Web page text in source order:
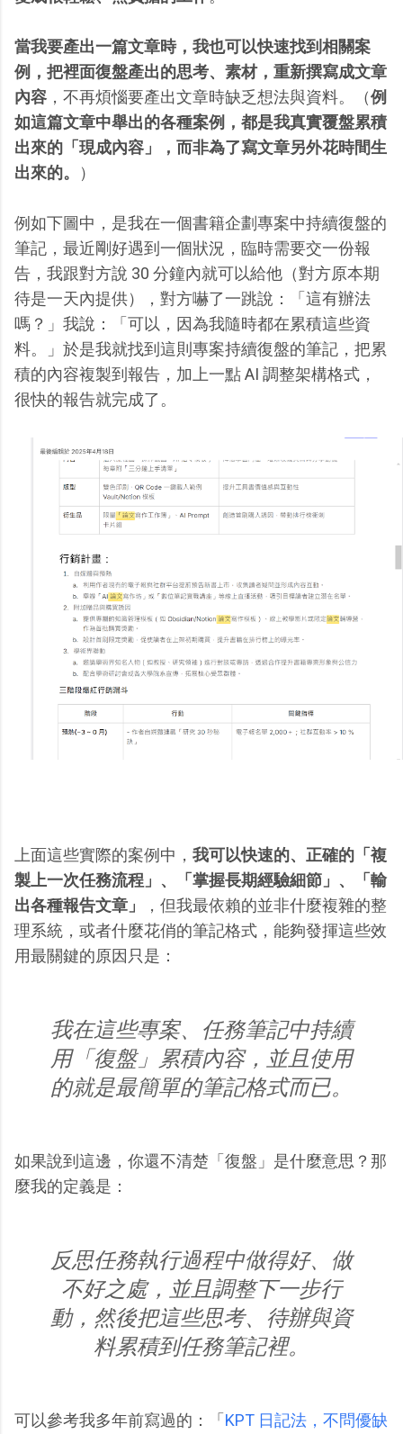
當我要產出一篇文章時，我也可以快速找到相關案
例，把裡面復盤產出的思考、素材，重新撰寫成文章
內容 ，不再煩惱要產出文章時缺乏想法與資料。（例
如這篇文章中舉出的各種案例，都是我真實覆盤累積
出來的「現成內容」，而非為了寫文章另外花時間生
出來的。
）
例如下圖中，是我在一個書籍企劃專案中持續復盤的
筆記，最近剛好遇到一個狀況，臨時需要交一份報
告，我跟對方說 30 分鐘內就可以給他（對方原本期
待是一天內提供），對方嚇了一跳說：「這有辦法
嗎？」我說：「可以，因為我隨時都在累積這些資
料。」於是我就找到這則專案持續復盤的筆記，把累
積的內容複製到報告，加上一點 AI 調整架構格式，
很快的報告就完成了。
上面這些實際的案例中， 我可以快速的、正確的「複
製上一次任務流程」、「掌握長期經驗細節」、「輸
出各種報告文章」
，但我最依賴的並非什麼複雜的整
理系統，或者什麼花俏的筆記格式，能夠發揮這些效
用最關鍵的原因只是：
我在這些專案、任務筆記中持續
用「復盤」累積內容，並且使用
的就是最簡單的筆記格式而已。
如果說到這邊，你還不清楚「復盤」是什麼意思？那
麼我的定義是：
反思任務執行過程中做得好、做
不好之處，並且調整下一步行
動，然後把這些思考、待辦與資
料累積到任務筆記裡。
可以參考我多年前寫過的：「KPT 日記法，不問優缺